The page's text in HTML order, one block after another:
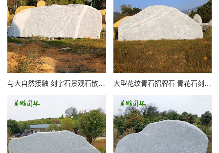
与大自然接触 刻字石景观石散置造型设计 青石让花园庭院增添活力 大型花纹青石招牌石 青花石刻字标识景观石 英鹏景石产地直发